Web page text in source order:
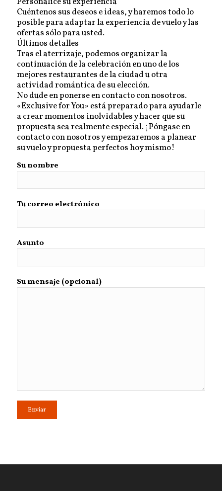
Cuéntenos sus deseos e ideas, y haremos todo lo
posible para adaptar la experiencia de vuelo y las
ofertas sólo para usted.
Últimos detalles
Tras el aterrizaje, podemos organizar la
continuación de la celebración en uno de los
mejores restaurantes de la ciudad u otra
actividad romántica de su elección.
No dude en ponerse en contacto con nosotros.
«Exclusive for You» está preparado para ayudarle
a crear momentos inolvidables y hacer que su
propuesta sea realmente especial. ¡Póngase en
contacto con nosotros y empezaremos a planear
su vuelo y propuesta perfectos hoy mismo!
Su nombre
Tu correo electrónico
Asunto
Su mensaje (opcional)